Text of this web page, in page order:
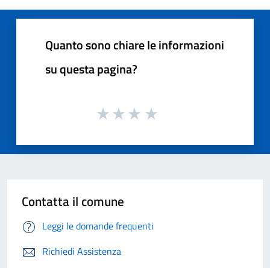
Quanto sono chiare le informazioni
su questa pagina?
Contatta il comune
Leggi le domande frequenti
Richiedi Assistenza